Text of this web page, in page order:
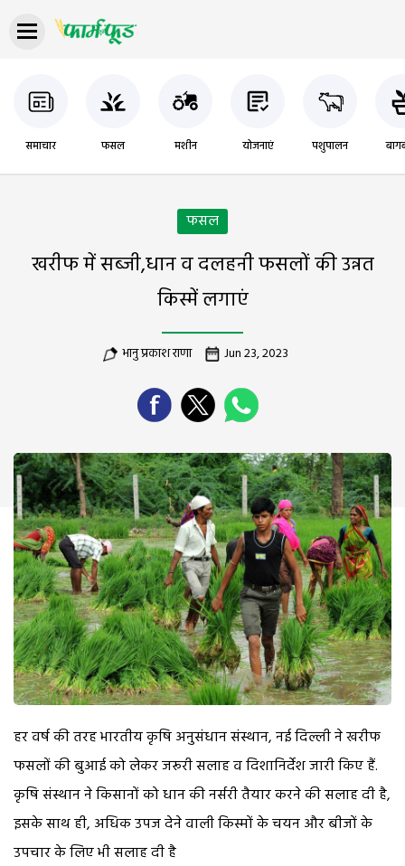
समाचार फसल मशीन योजनाएं पशुपालन
फसल
खरीफ में सब्जी,धान व दलहनी फसलों की उन्नत
किस्में लगाएं
भानु प्रकाश राणा Jun 23, 2023
हर वर्ष की तरह भारतीय कृषि अनुसंधान संस्थान, नई दिल्ली ने खरीफ
फसलों की बुआई को लेकर जरूरी सलाह व दिशानिर्देश जारी किए हैं.
कृषि संस्थान ने किसानों को धान की नर्सरी तैयार करने की सलाह दी है,
इसके साथ ही, अधिक उपज देने वाली किस्मों के चयन और बीजों के
उपचार के लिए भी सलाह दी है